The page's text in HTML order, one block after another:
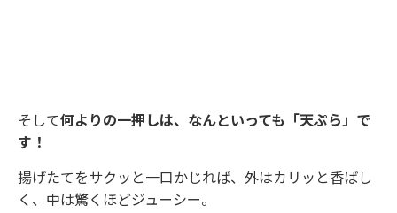
そして何よりの一押しは、なんといっても「天ぷら」で
す！
揚げたてをサクッと一口かじれば、外はカリッと香ばし
く、中は驚くほどジューシー。